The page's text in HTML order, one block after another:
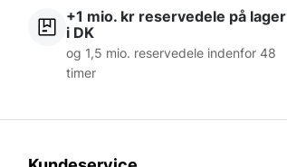
+1 mio. kr reservedele på lager
i DK
og 1,5 mio. reservedele indenfor 48
timer